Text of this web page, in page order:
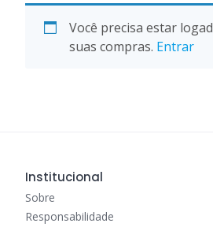
Você precisa estar
suas compras. Entrar
Institucional
Sobre
Responsabilidade